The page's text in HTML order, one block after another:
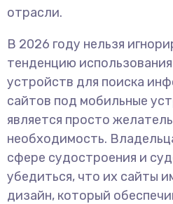
отрасли.
В 2026 году нельзя
тенденцию
устройств для поиска
сайтов под мобильные
является просто
необходимость.
сфере судостроения и
убедиться, что их сайты
дизайн, который